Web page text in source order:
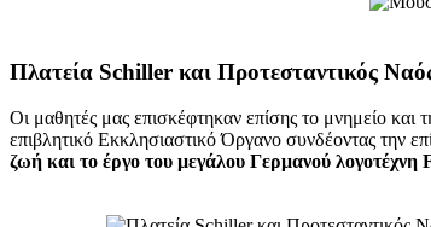
Πλατεία Schiller και Προτεσταντικός
Οι μαθητές μας επισκέφτηκαν επίσης το μνημείο και
επιβλητικό Εκκλησιαστικό Όργανο συνδέοντας την
ζωή και το έργο του μεγάλου Γερμανού